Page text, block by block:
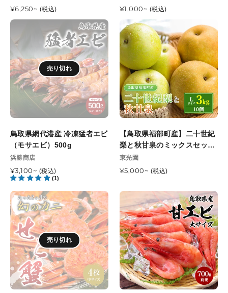
光
園
月
旬
頃
順
発
開
始
予
売
通
常
格
¥6,250~ (税込)
売
通
価
格
¥1,000~ (税込)
鳥
県
網
代
港
凍
者
エ
ビ
（モ
サ
エ
ビ）
500g
売り切れ
鳥取県網代港産 冷凍猛者エビ
（モサエビ）500g
販
売
元
浜勝商店
通
常
価
格
¥3,100~ (税込)
(1)
【鳥
取
県
部
町
産】
二
十
紀
梨
と
秋
泉
ミ
ッ
ク
ス
セ
ッ
ト
【鳥取県福部町産】二十世紀
梨と秋甘泉のミックスセット
秀品 東光園 9月下旬頃順次発
送開始予定
販
売
東光園
通
価
¥5,000~ (税込)
【鳥
取/
網
代
港】
親
ガ
ニ
(セ
売り切れ
【鳥
取
県
産】
甘
エ
ビ
大
サ